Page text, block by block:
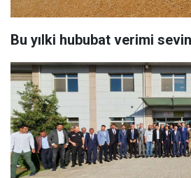
Bu yılki hububat verimi